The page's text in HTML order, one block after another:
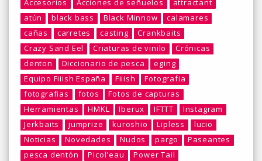
Accesorios Acciones de señuelos
attractant
atún
black bass Black Minnow
calamares
cañas
carretes casting
Crankbaits
Crazy Sand Eel
Criaturas de vinilo
Crónicas
denton
Diccionario de pesca
eging
Equipo Fiiish España
Fiiish
Fotografia
fotografias
fotos
Fotos de capturas
Herramientas
HMKL Iberux IFTTT
Instagram
Jerkbaits
jumprize kuroshio Lipless
lucio
Noticias
Novedades Nudos pargo
Paseantes
pesca dentón
Picol'eau
Power Tail